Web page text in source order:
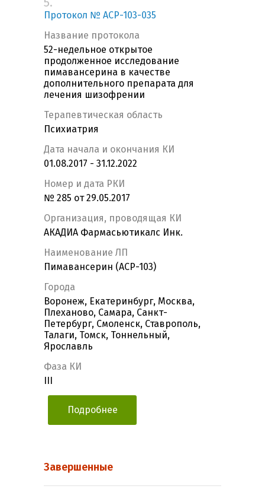
Протокол № ACP-103-035
Название протокола
52-недельное открытое
продолженное исследование
пимавансерина в качестве
дополнительного препарата для
лечения шизофрении
Терапевтическая область
Психиатрия
Дата начала и окончания КИ
01.08.2017 - 31.12.2022
Номер и дата РКИ
№ 285 от 29.05.2017
Организация, проводящая КИ
АКАДИА Фармасьютикалс Инк.
Наименование ЛП
Пимавансерин (ACP-103)
Города
Воронеж, Екатеринбург, Москва,
Плеханово, Самара, Санкт-
Петербург, Смоленск, Ставрополь,
Талаги, Томск, Тоннельный,
Ярославль
Фаза КИ
Подробнее
Завершенные